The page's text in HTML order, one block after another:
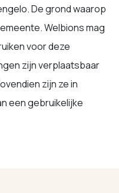
De grond waarop
Welbions mag
voor deze
zijn verplaatsbaar
zijn ze in
een gebruikelijke